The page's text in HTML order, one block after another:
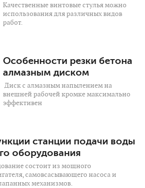
Качественные винтовые стулья можно
использования для различных видов
работ.
Особенности резки бетона
алмазным диском
Диск с алмазным напылением на
внешней рабочей кромке максимально
эффективен
станции подачи воды
оборудования
состоит из мощного
самовсасывающего насоса и
механизмов.